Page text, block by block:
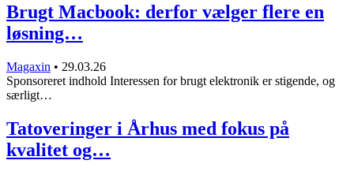
Brugt Macbook: derfor vælger flere en
løsning…
Magaxin • 29.03.26
Sponsoreret indhold Interessen for brugt elektronik er stigende, og
særligt…
Tatoveringer i Århus med fokus på
kvalitet og…